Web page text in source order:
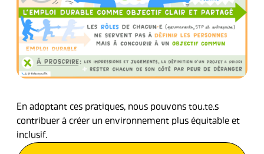
En adoptant ces pratiques, nous pouvons tou.te.s
contribuer à créer un environnement plus équitable et
inclusif.